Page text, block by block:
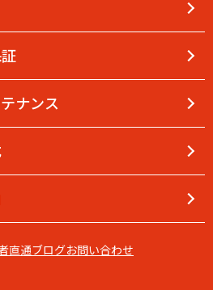
休暇のご案内】
ナンス
直通ブログお問い合わせ